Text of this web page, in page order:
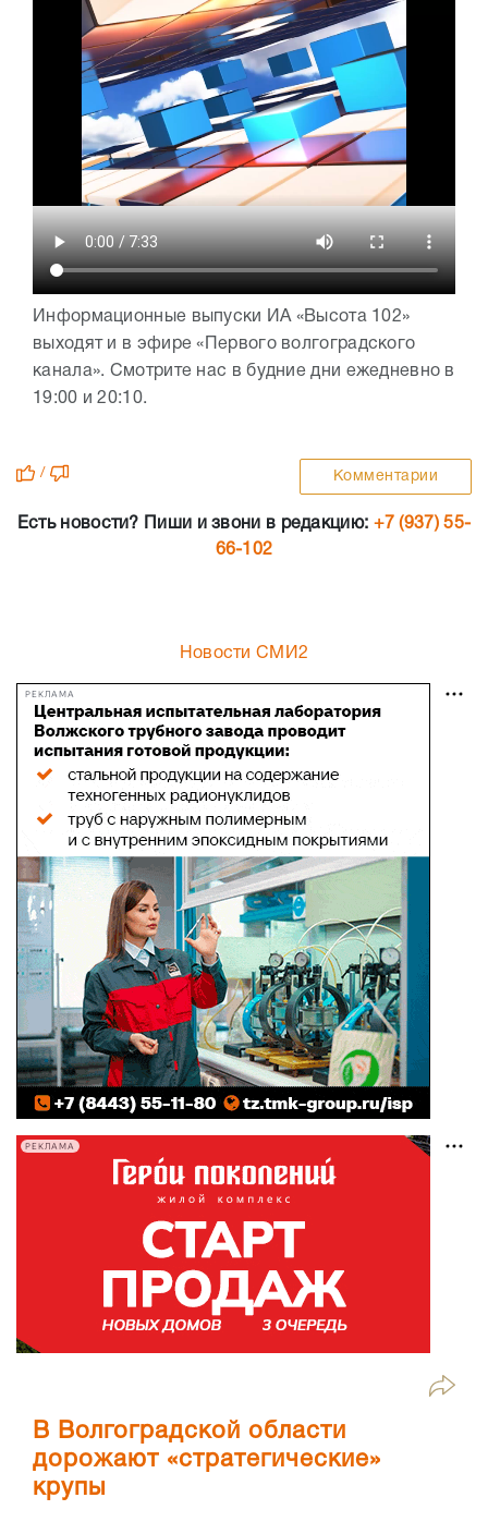
Информационные выпуски ИА «Высота 102»
выходят и в эфире «Первого волгоградского
канала». Смотрите нас в будние дни ежедневно в
19:00 и 20:10.
/ Комментарии
Есть новости? Пиши и звони в редакцию: +7 (937) 55-
66-102
Новости СМИ2
РЕКЛАМА
РЕКЛАМА
В Волгоградской области
дорожают «стратегические»
крупы